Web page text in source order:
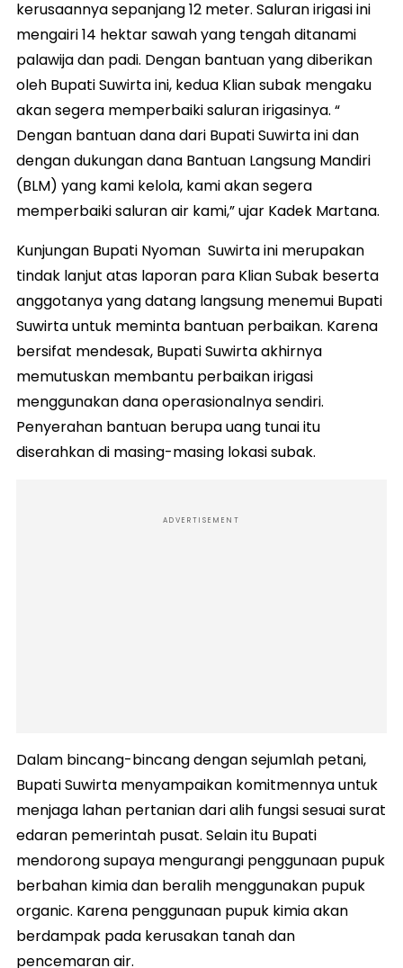
kerusaannya sepanjang 12 meter. Saluran irigasi ini
mengairi 14 hektar sawah yang tengah ditanami
palawija dan padi. Dengan bantuan yang diberikan
oleh Bupati Suwirta ini, kedua Klian subak mengaku
akan segera memperbaiki saluran irigasinya. “
Dengan bantuan dana dari Bupati Suwirta ini dan
dengan dukungan dana Bantuan Langsung Mandiri
(BLM) yang kami kelola, kami akan segera
memperbaiki saluran air kami,” ujar Kadek Martana.
Kunjungan Bupati Nyoman Suwirta ini merupakan
tindak lanjut atas laporan para Klian Subak beserta
anggotanya yang datang langsung menemui Bupati
Suwirta untuk meminta bantuan perbaikan. Karena
bersifat mendesak, Bupati Suwirta akhirnya
memutuskan membantu perbaikan irigasi
menggunakan dana operasionalnya sendiri.
Penyerahan bantuan berupa uang tunai itu
diserahkan di masing-masing lokasi subak.
ADVERTISEMENT
Dalam bincang-bincang dengan sejumlah petani,
Bupati Suwirta menyampaikan komitmennya untuk
menjaga lahan pertanian dari alih fungsi sesuai surat
edaran pemerintah pusat. Selain itu Bupati
mendorong supaya mengurangi penggunaan pupuk
berbahan kimia dan beralih menggunakan pupuk
organic. Karena penggunaan pupuk kimia akan
berdampak pada kerusakan tanah dan
pencemaran air.